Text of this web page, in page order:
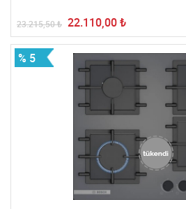
23.215,50₺ 22.110,00 ₺
% 5